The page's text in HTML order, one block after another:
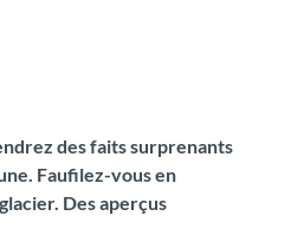
des faits surprenants
Faufilez-vous en
Des aperçus